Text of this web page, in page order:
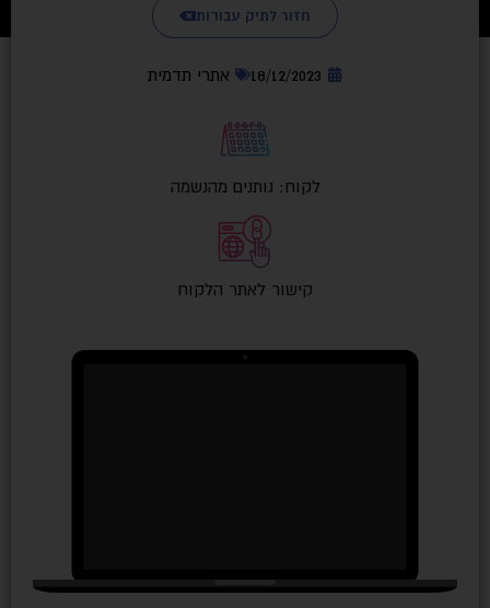
חזור לתיק עבודות
18/12/2023 אתרי תדמית
לקוח: נותנים מהנשמה
קישור לאתר הלקוח